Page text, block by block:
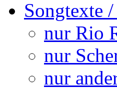
Songtexte /
nur Rio
nur
nur